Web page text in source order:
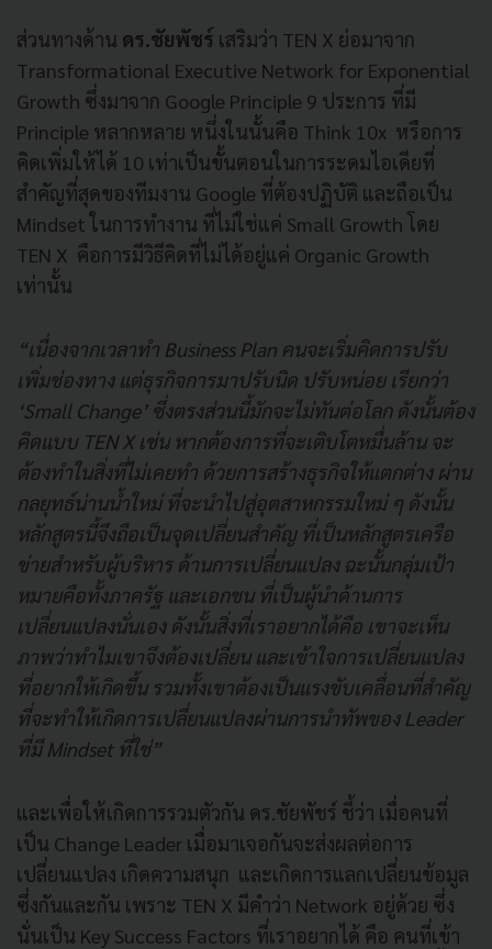
ส่วนทางด้าน ดร.ชัยพัชร์ เสริมว่า TEN X ย่อมาจาก
Transformational Executive Network for Exponential
Growth ซึ่งมาจาก Google Principle 9 ประการ ที่มี
Principle หลากหลาย หนึ่งในนั้นคือ Think 10x หรือการ
คิดเพิ่มให้ได้ 10 เท่าเป็นขั้นตอนในการระดมไอเดียที่
สำคัญที่สุดของทีมงาน Google ที่ต้องปฏิบัติ และถือเป็น
Mindset ในการทำงาน ที่ไม่ใช่แค่ Small Growth โดย
TEN X คือการมีวิธีคิดที่ไม่ได้อยู่แค่ Organic Growth
เท่านั้น
“เนื่องจากเวลาทำ Business Plan คนจะเริ่มคิดการปรับ
เพิ่มช่องทาง แต่ธุรกิจการมาปรับนิด ปรับหน่อย เรียกว่า
‘Small Change’ ซึ่งตรงส่วนนี้มักจะไม่ทันต่อโลก ดังนั้นต้อง
คิดแบบ TEN X เช่น หากต้องการที่จะเติบโตหมื่นล้าน จะ
ต้องทำในสิ่งที่ไม่เคยทำ ด้วยการสร้างธุรกิจให้แตกต่าง ผ่าน
กลยุทธ์น่านน้ำใหม่ ที่จะนำไปสู่อุตสาหกรรมใหม่ ๆ ดังนั้น
หลักสูตรนี้จึงถือเป็นจุดเปลี่ยนสำคัญ ที่เป็นหลักสูตรเครือ
ข่ายสำหรับผู้บริหาร ด้านการเปลี่ยนแปลง ฉะนั้นกลุ่มเป้า
หมายคือทั้งภาครัฐ และเอกชน ที่เป็นผู้นำด้านการ
เปลี่ยนแปลงนั่นเอง ดังนั้นสิ่งที่เราอยากได้คือ เขาจะเห็น
ภาพว่าทำไมเขาจึงต้องเปลี่ยน และเข้าใจการเปลี่ยนแปลง
ที่อยากให้เกิดขึ้น รวมทั้งเขาต้องเป็นแรงขับเคลื่อนที่สำคัญ
ที่จะทำให้เกิดการเปลี่ยนแปลงผ่านการนำทัพของ Leader
ที่มี Mindset ที่ใช่”
และเพื่อให้เกิดการรวมตัวกัน ดร.ชัยพัชร์ ชี้ว่า เมื่อคนที่
เป็น Change Leader เมื่อมาเจอกันจะส่งผลต่อการ
เปลี่ยนแปลง เกิดความสนุก และเกิดการแลกเปลี่ยนข้อมูล
ซึ่งกันและกัน เพราะ TEN X มีคำว่า Network อยู่ด้วย ซึ่ง
นั่นเป็น Key Success Factors ที่เราอยากได้ คือ คนที่เข้า